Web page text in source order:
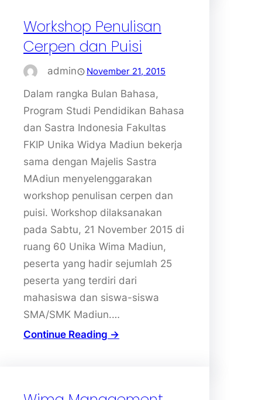
Workshop Penulisan
Cerpen dan Puisi
admin November 21, 2015
Dalam rangka Bulan Bahasa,
Program Studi Pendidikan Bahasa
dan Sastra Indonesia Fakultas
FKIP Unika Widya Madiun bekerja
sama dengan Majelis Sastra
MAdiun menyelenggarakan
workshop penulisan cerpen dan
puisi. Workshop dilaksanakan
pada Sabtu, 21 November 2015 di
ruang 60 Unika Wima Madiun,
peserta yang hadir sejumlah 25
peserta yang terdiri dari
mahasiswa dan siswa-siswa
SMA/SMK Madiun.…
Continue Reading →